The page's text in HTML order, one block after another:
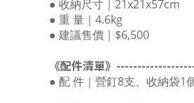
● 收納尺寸｜21x21x57cm
● 重 量｜4.6kg
● 建議售價｜$6,500
《配件清單》
● 配 件｜營釘8支、收納袋1